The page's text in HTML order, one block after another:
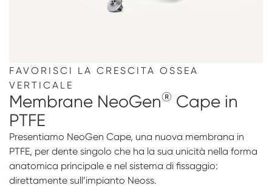
FAVORISCI LA CRESCITA OSSEA
VERTICALE
Membrane NeoGen® Cape in
PTFE
Presentiamo NeoGen Cape, una nuova membrana in
PTFE, per dente singolo che ha la sua unicità nella forma
anatomica principale e nel sistema di fissaggio:
direttamente sull’impianto Neoss.